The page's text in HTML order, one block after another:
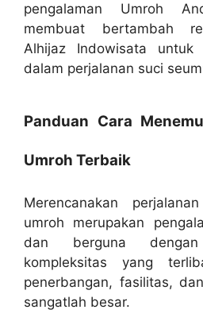
pengalaman Umroh
membuat bertambah
Alhijaz Indowisata
dalam perjalanan suci
Panduan Cara
Umroh Terbaik
Merencanakan
umroh merupakan
dan berguna
kompleksitas yang
penerbangan, fasilitas,
sangatlah besar.